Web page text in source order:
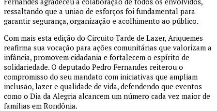
ressaltando que a união de esforços foi fundamental para
garantir segurança, organização e acolhimento ao público.
Com mais esta edição do Circuito Tarde de Lazer, Ariquemes
reafirma sua vocação para ações comunitárias que valorizam a
infância, promovem cidadania e fortalecem o espírito de
solidariedade. O deputado Pedro Fernandes reiterou o
compromisso do seu mandato com iniciativas que ampliam
inclusão, lazer e qualidade de vida, defendendo que eventos
como o Dia da Alegria alcancem um número cada vez maior de
famílias em Rondônia.